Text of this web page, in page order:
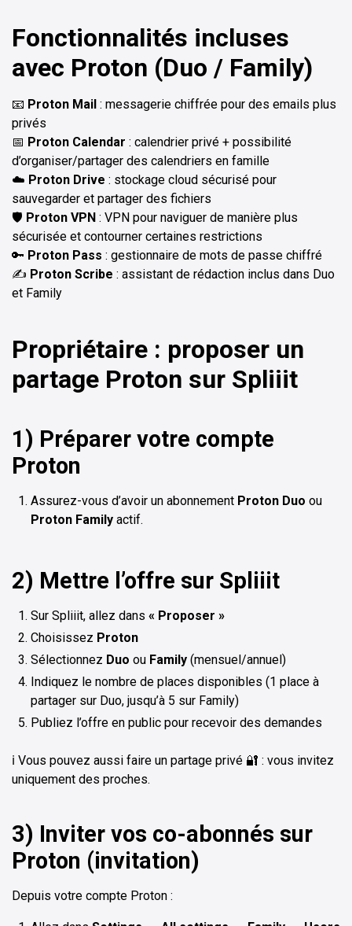
Fonctionnalités incluses
avec Proton (Duo / Family)
📧 Proton Mail : messagerie chiffrée pour des emails plus
privés
📅 Proton Calendar : calendrier privé + possibilité
d’organiser/partager des calendriers en famille
☁️ Proton Drive : stockage cloud sécurisé pour
sauvegarder et partager des fichiers
🛡️ Proton VPN : VPN pour naviguer de manière plus
sécurisée et contourner certaines restrictions
🔑 Proton Pass : gestionnaire de mots de passe chiffré
✍️ Proton Scribe : assistant de rédaction inclus dans Duo
et Family
Propriétaire : proposer un
partage Proton sur Spliiit
1) Préparer votre compte
Proton
Assurez-vous d’avoir un abonnement Proton Duo ou
Proton Family actif.
2) Mettre l’offre sur Spliiit
Sur Spliiit, allez dans « Proposer »
Choisissez Proton
Sélectionnez Duo ou Family (mensuel/annuel)
Indiquez le nombre de places disponibles (1 place à
partager sur Duo, jusqu’à 5 sur Family)
Publiez l’offre en public pour recevoir des demandes
ℹ️ Vous pouvez aussi faire un partage privé 🔐 : vous invitez
uniquement des proches.
3) Inviter vos co-abonnés sur
Proton (invitation)
Depuis votre compte Proton :